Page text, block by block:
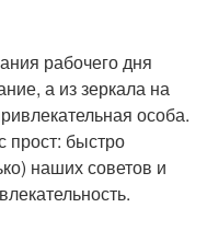
рабочего дня
а из зеркала на
особа.
прост: быстро
наших советов и